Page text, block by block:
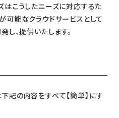
はこうしたニーズに対応するた
可能なクラウドサービスとして
し、提供いたします。
記の内容をすべて【簡単】にす